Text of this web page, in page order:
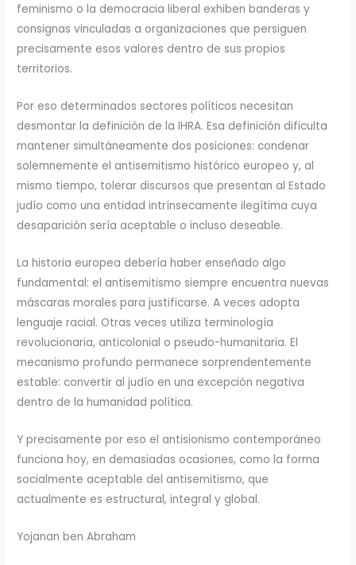
feminismo o la democracia liberal exhiben banderas y
consignas vinculadas a organizaciones que persiguen
precisamente esos valores dentro de sus propios
territorios.
Por eso determinados sectores políticos necesitan
desmontar la definición de la IHRA. Esa definición dificulta
mantener simultáneamente dos posiciones: condenar
solemnemente el antisemitismo histórico europeo y, al
mismo tiempo, tolerar discursos que presentan al Estado
judío como una entidad intrínsecamente ilegítima cuya
desaparición sería aceptable o incluso deseable.
La historia europea debería haber enseñado algo
fundamental: el antisemitismo siempre encuentra nuevas
máscaras morales para justificarse. A veces adopta
lenguaje racial. Otras veces utiliza terminología
revolucionaria, anticolonial o pseudo-humanitaria. El
mecanismo profundo permanece sorprendentemente
estable: convertir al judío en una excepción negativa
dentro de la humanidad política.
Y precisamente por eso el antisionismo contemporáneo
funciona hoy, en demasiadas ocasiones, como la forma
socialmente aceptable del antisemitismo, que
actualmente es estructural, integral y global.
Yojanan ben Abraham